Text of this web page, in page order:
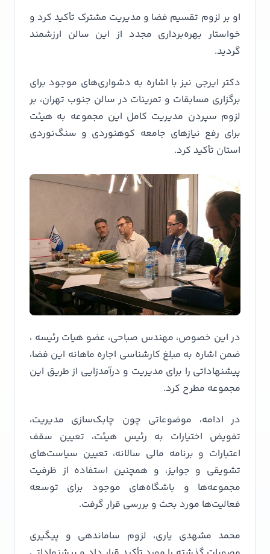
او بر لزوم تقسیم فضا و مدیریت مشترک تأکید کرد و
خواستار بهره‌برداری مجدد از این سالن ارزشمند
گردید.
دکتر ایرجی نیز با اشاره به دشواری‌های موجود برای
برگزاری مسابقات و تمرینات در سالن جنوب تهران، بر
لزوم سپردن مدیریت کامل این مجموعه به هیئت
برای رفع نیازهای جامعه کوهنوردی و سنگ‌نوردی
استان تأکید کرد.
در این خصوص، مهندس صباحی، عضو هیات رئیسه ،
ضمن اشاره به مبلغ کارشناسی اجاره ماهانه این فضا،
پیشنهاداتی را برای مدیریت و درآمدزایی از طریق این
مجموعه مطرح کرد.
در ادامه، موضوعاتی چون چابک‌سازی مدیریت،
تفویض اختیارات به رئیس هیئت، تعیین سقف
اعتبارات و برنامه مالی سالانه، تعیین سیاست‌های
تشویقی و جوایز، و همچنین استفاده از ظرفیت
مجموعه‌ها و باشگاه‌های موجود برای توسعه
فعالیت‌ها مورد بحث و بررسی قرار گرفت.
محمد مشهدی یاری، لزوم ساماندهی و پیگیری